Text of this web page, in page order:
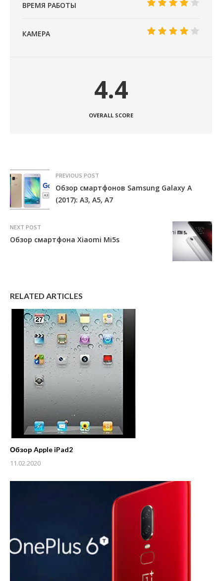
ВРЕМЯ РАБОТЫ
КАМЕРА
4.4
OVERALL SCORE
PREVIOUS POST
Обзор смартфонов Samsung Galaxy A
(2017): A3, A5, A7
NEXT POST
Обзор смартфона Xiaomi Mi5s
RELATED ARTICLES
Обзор Apple iPad2
11.02.2020